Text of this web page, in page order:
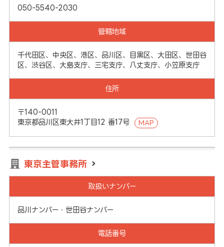
050-5540-2030
管轄地域
千代田区、中央区、港区、品川区、目黒区、大田区、世田谷
区、渋谷区、大島支庁、三宅支庁、八丈支庁、小笠原支庁
住所
〒140-0011
東京都品川区東大井1丁目12 番17号
MAP
東京主管事務所
取扱いナンバー
品川ナンバー・世田谷ナンバー
電話番号